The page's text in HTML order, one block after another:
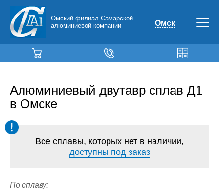
Омский филиал Самарской
алюминиевой компании
Омск
Алюминиевый двутавр сплав Д1
в Омске
Все сплавы, которых нет в наличии,
доступны под заказ
По сплаву: